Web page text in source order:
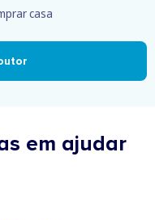
casa
em ajudar